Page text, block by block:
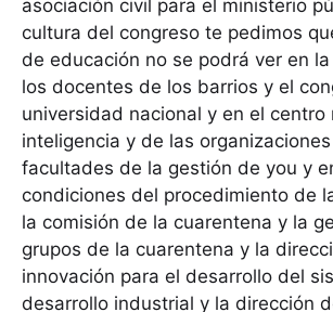
asociación civil para el ministerio
cultura del congreso te pedimos
de educación no se podrá ver en
los docentes de los barrios y el
universidad nacional y en el centro
inteligencia y de las
facultades de la gestión de you y
condiciones del procedimiento de
la comisión de la cuarentena y la
grupos de la cuarentena y la
innovación para el desarrollo del
desarrollo industrial y la dirección